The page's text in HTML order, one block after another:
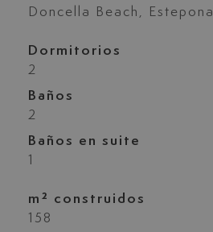
Doncella Beach, Estepona
Dormitorios
2
Baños
2
Baños en suite
1
m² construidos
158